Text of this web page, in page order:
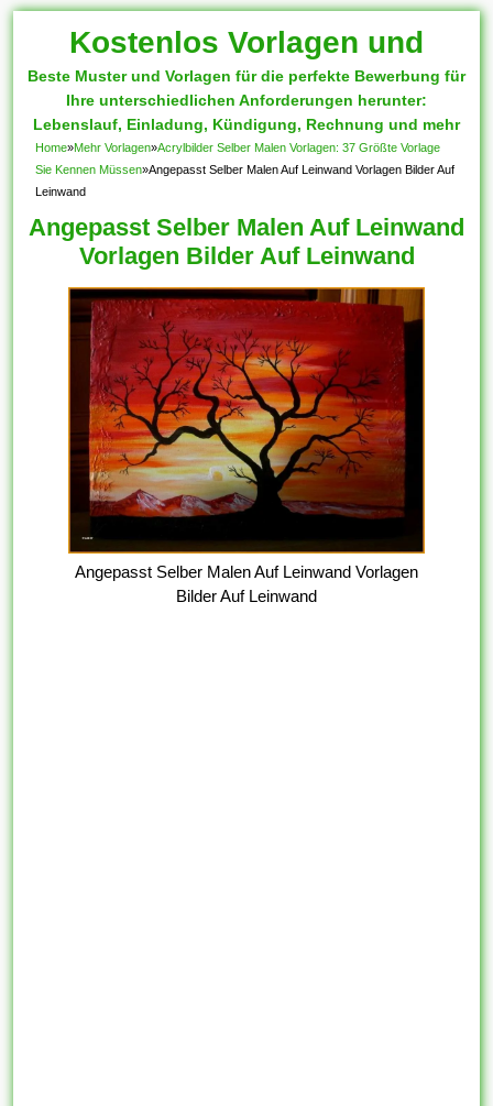
Kostenlos Vorlagen und
Muster
Beste Muster und Vorlagen für die perfekte Bewerbung für
Ihre unterschiedlichen Anforderungen herunter:
Lebenslauf, Einladung, Kündigung, Rechnung und mehr
Home»Mehr Vorlagen»Acrylbilder Selber Malen Vorlagen: 37 Größte Vorlage
Sie Kennen Müssen»Angepasst Selber Malen Auf Leinwand Vorlagen Bilder Auf
Leinwand
Angepasst Selber Malen Auf Leinwand
Vorlagen Bilder Auf Leinwand
Angepasst Selber Malen Auf Leinwand Vorlagen
Bilder Auf Leinwand